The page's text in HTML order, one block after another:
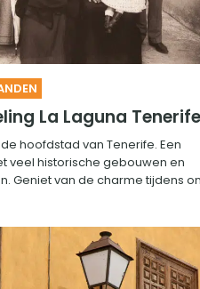
La Laguna Tenerife
hoofdstad van Tenerife. Een
veel historische gebouwen en
Geniet van de charme tijdens